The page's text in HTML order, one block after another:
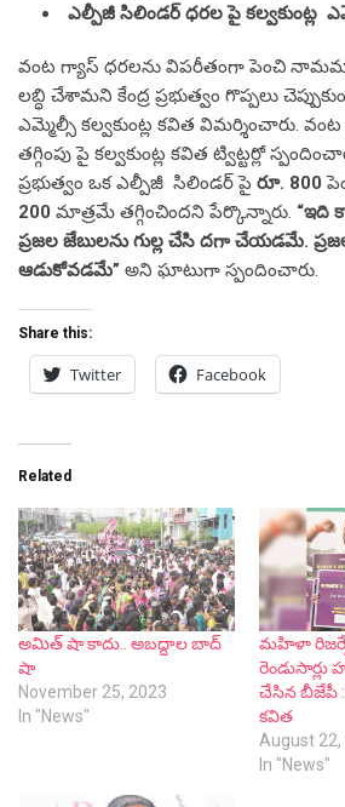
ఎల్పీజీ సిలిండర్ ధరల పై కల్వకుంట్ల
వంట గ్యాస్ ధరలను విపరీతంగా పెంచి
లబ్ధి చేశామని కేంద్ర ప్రభుత్వం గొప్పలు
ఎమ్మెల్సీ కల్వకుంట్ల కవిత విమర్శించారు.
తగ్గింపు పై కల్వకుంట్ల కవిత ట్విట్టర్లో
ప్రభుత్వం ఒక ఎల్పీజీ సిలిండర్ పై రూ. 800
200 మాత్రమే తగ్గించిందని పేర్కొన్నారు. “ఇది
ప్రజల జేబులను గుల్ల చేసి దగా చేయడమే.
ఆడుకోవడమే” అని ఘాటుగా స్పందించారు.
Share this:
Twitter Facebook
Related
అమిత్ షా కాదు.. అబద్దాల బాద్
షా
November 25, 2023
In "News"
మహిళా
చేసిన బీజేపీ :
కవిత
August 22,
In "News"